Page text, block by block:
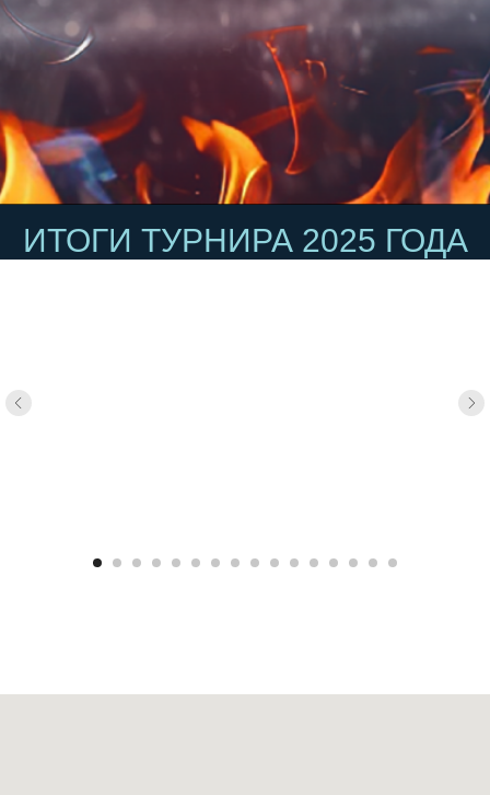
ИТОГИ ТУРНИРА 2025 ГОДА